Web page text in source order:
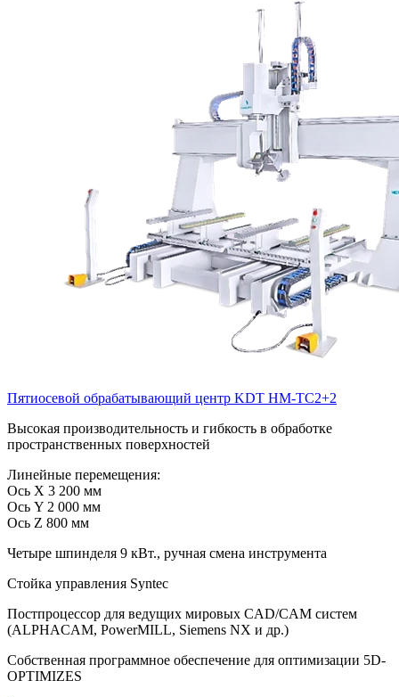
Пятиосевой обрабатывающий центр KDT HM-TC2+2
Высокая производительность и гибкость в обработке
пространственных поверхностей
Линейные перемещения:
Ось X 3 200 мм
Ось Y 2 000 мм
Ось Z 800 мм
Четыре шпинделя 9 кВт., ручная смена инструмента
Стойка управления Syntec
Постпроцессор для ведущих мировых CAD/CAM систем
(ALPHACAM, PowerMILL, Siemens NX и др.)
Собственная программное обеспечение для оптимизации 5D-
OPTIMIZES